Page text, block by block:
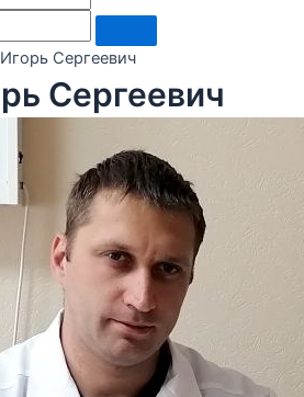
Сергеевич
Сергеевич